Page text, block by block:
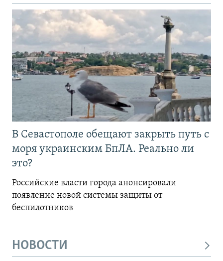
В Севастополе обещают закрыть путь с
моря украинским БпЛА. Реально ли
это?
Российские власти города анонсировали
появление новой системы защиты от
беспилотников
НОВОСТИ